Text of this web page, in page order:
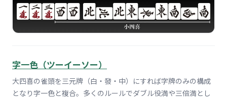
字一色（ツーイーソー）
大四喜の雀頭を三元牌（白・發・中）にすれば字牌のみの構成
となり字一色と複合。多くのルールでダブル役満や三倍満とし